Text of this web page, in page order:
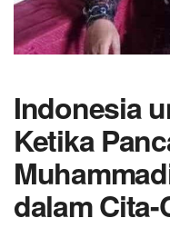
Indonesia
Ketika
dalam